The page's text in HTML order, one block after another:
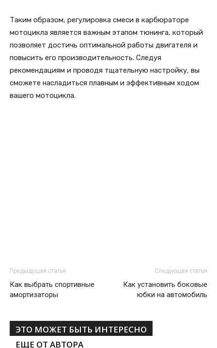
Таким образом, регулировка смеси в карбюраторе
мотоцикла является важным этапом тюнинга, который
позволяет достичь оптимальной работы двигателя и
повысить его производительность. Следуя
рекомендациям и проводя тщательную настройку, вы
сможете насладиться плавным и эффективным ходом
вашего мотоцикла.
Предыдущая статья
Как выбрать спортивные
амортизаторы
Следующая статья
Как установить боковые
юбки на автомобиль
ЭТО МОЖЕТ БЫТЬ ИНТЕРЕСНО
ЕЩЕ ОТ АВТОРА